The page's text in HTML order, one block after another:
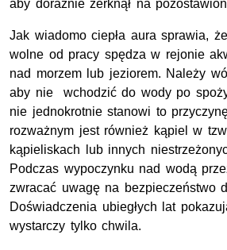
aby doraźnie zerknął na
Jak wiadomo ciepła aura sprawia,
wolne od pracy spędza w rejonie
nad morzem lub jeziorem. Należy
aby nie wchodzić do wody po
nie jednokrotnie stanowi to
rozważnym jest również kąpiel w
kąpieliskach lub innych
Podczas wypoczynku nad wodą
zwracać uwagę na bezpieczeństwo
Doświadczenia ubiegłych lat
wystarczy tylko chwila.